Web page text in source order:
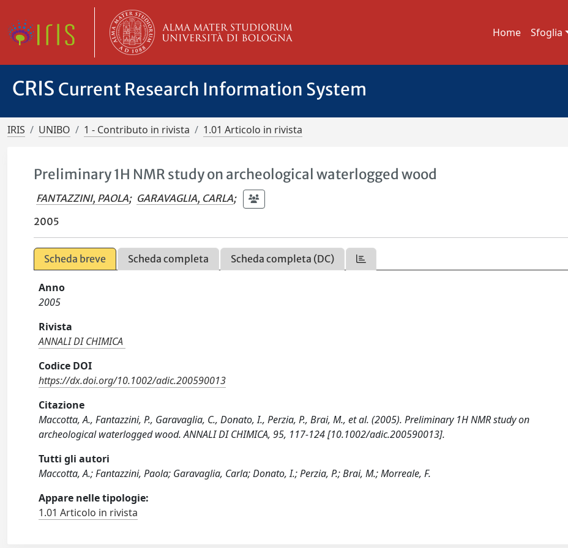
Home Sfoglia
CRIS Current Research Information System
IRIS UNIBO 1 - Contributo in rivista 1.01 Articolo in rivista
Preliminary 1H NMR study on archeological waterlogged wood
FANTAZZINI, PAOLA; GARAVAGLIA, CARLA;
2005
Scheda breve Scheda completa Scheda completa (DC)
Anno
2005
Rivista
ANNALI DI CHIMICA
Codice DOI
https://dx.doi.org/10.1002/adic.200590013
Citazione
Maccotta, A., Fantazzini, P., Garavaglia, C., Donato, I., Perzia, P., Brai, M., et al. (2005). Preliminary 1H NMR study on
archeological waterlogged wood. ANNALI DI CHIMICA, 95, 117-124 [10.1002/adic.200590013].
Tutti gli autori
Maccotta, A.; Fantazzini, Paola; Garavaglia, Carla; Donato, I.; Perzia, P.; Brai, M.; Morreale, F.
Appare nelle tipologie:
1.01 Articolo in rivista